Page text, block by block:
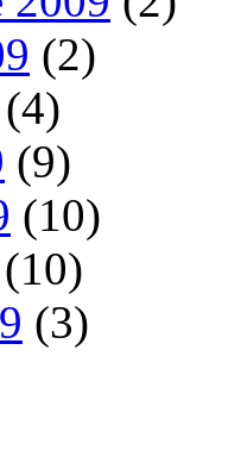
(2)
(4)
(9)
(10)
(10)
(3)